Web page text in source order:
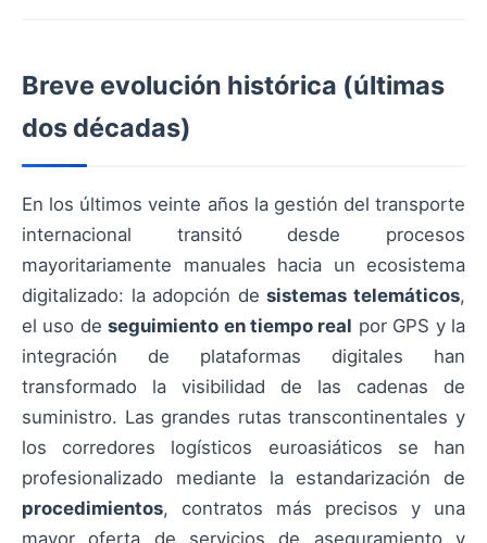
Breve evolución histórica (últimas
dos décadas)
En los últimos veinte años la gestión del transporte
internacional transitó desde procesos
mayoritariamente manuales hacia un ecosistema
digitalizado: la adopción desistemas telemáticos,
el uso deseguimiento en tiempo real por GPS y la
integración de plataformas digitales han
transformado la visibilidad de las cadenas de
suministro. Las grandes rutas transcontinentales y
los corredores logísticos euroasiáticos se han
profesionalizado mediante la estandarización de
procedimientos, contratos más precisos y una
mayor oferta de servicios de aseguramiento y